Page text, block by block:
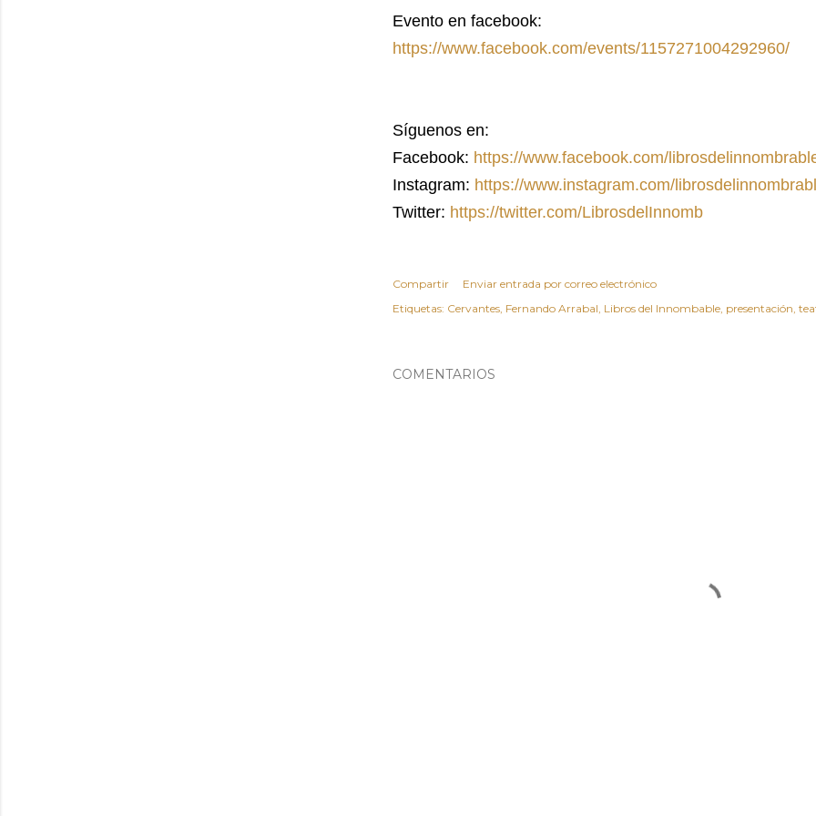
Evento en facebook:
https://www.facebook.com/events/1157271004292960/
Síguenos en:
Facebook: https://www.facebook.com/
Instagram: https://www.instagram.com/
Twitter: https://twitter.com/LibrosdelInnomb
Compartir
Enviar entrada por correo electrónico
Etiquetas: Cervantes Fernando Arrabal Libros del Innombable presentación
COMENTARIOS